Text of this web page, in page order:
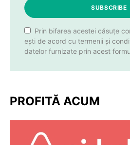
SUBSCRIBE
Prin bifarea acestei căsuțe
ești de acord cu termenii și
datelor furnizate prin acest
PROFITĂ ACUM